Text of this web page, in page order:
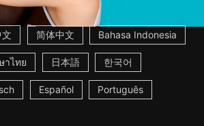
简体中文 Bahasa Indonesia
าไทย 日本語 한국어
Español Português